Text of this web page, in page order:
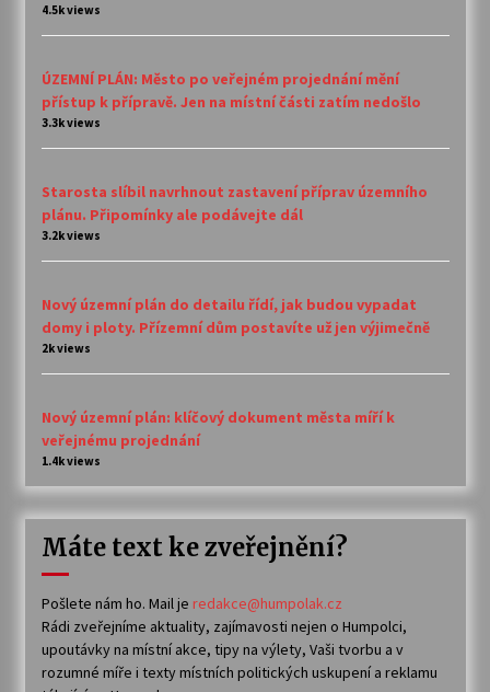
4.5k views
ÚZEMNÍ PLÁN: Město po veřejném projednání mění
přístup k přípravě. Jen na místní části zatím nedošlo
3.3k views
Starosta slíbil navrhnout zastavení příprav územního
plánu. Připomínky ale podávejte dál
3.2k views
Nový územní plán do detailu řídí, jak budou vypadat
domy i ploty. Přízemní dům postavíte už jen výjimečně
2k views
Nový územní plán: klíčový dokument města míří k
veřejnému projednání
1.4k views
Máte text ke zveřejnění?
Pošlete nám ho. Mail je redakce@humpolak.cz
Rádi zveřejníme aktuality, zajímavosti nejen o Humpolci,
upoutávky na místní akce, tipy na výlety, Vaši tvorbu a v
rozumné míře i texty místních politických uskupení a reklamu